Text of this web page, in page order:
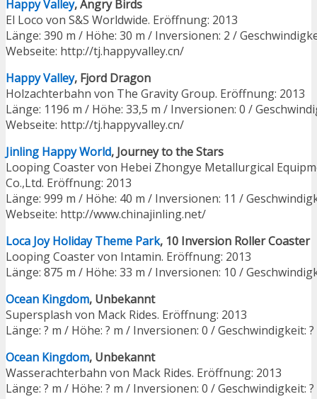
Happy Valley, Angry Birds
El Loco von S&S Worldwide. Eröffnung: 2013
Länge: 390 m / Höhe: 30 m / Inversionen: 2 /
Webseite: http://tj.happyvalley.cn/
Happy Valley, Fjord Dragon
Holzachterbahn von The Gravity Group. Eröffnung: 2013
Länge: 1196 m / Höhe: 33,5 m / Inversionen: 0 /
Webseite: http://tj.happyvalley.cn/
Jinling Happy World, Journey to the Stars
Looping Coaster von Hebei Zhongye Metallurgical
Co.,Ltd. Eröffnung: 2013
Länge: 999 m / Höhe: 40 m / Inversionen: 11 /
Webseite: http://www.chinajinling.net/
Loca Joy Holiday Theme Park, 10 Inversion Roller Coaster
Looping Coaster von Intamin. Eröffnung: 2013
Länge: 875 m / Höhe: 33 m / Inversionen: 10 /
Ocean Kingdom, Unbekannt
Supersplash von Mack Rides. Eröffnung: 2013
Länge: ? m / Höhe: ? m / Inversionen: 0 / Geschwindigkeit:
Ocean Kingdom, Unbekannt
Wasserachterbahn von Mack Rides. Eröffnung: 2013
Länge: ? m / Höhe: ? m / Inversionen: 0 / Geschwindigkeit: